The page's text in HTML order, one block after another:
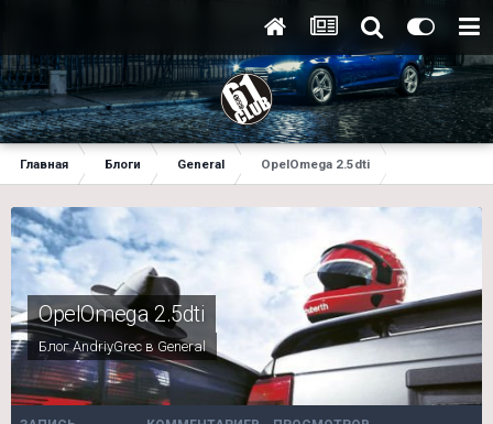
Главная Блоги General OpelOmega 2.5dti
OpelOmega 2.5dti
БлогAndriyGrec вGeneral